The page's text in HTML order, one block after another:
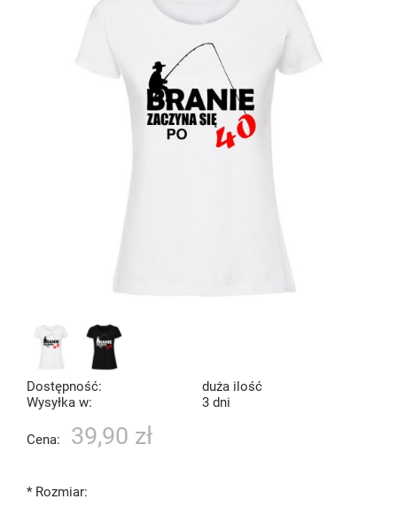
Dostępność:
duża ilość
Wysyłka w:
3 dni
Cena: 39,90 zł
*Rozmiar: